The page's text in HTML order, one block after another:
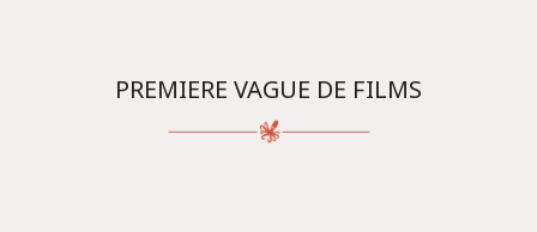
PREMIERE VAGUE DE FILMS